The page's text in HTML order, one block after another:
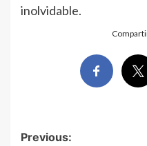
inolvidable.
Post
Previous: